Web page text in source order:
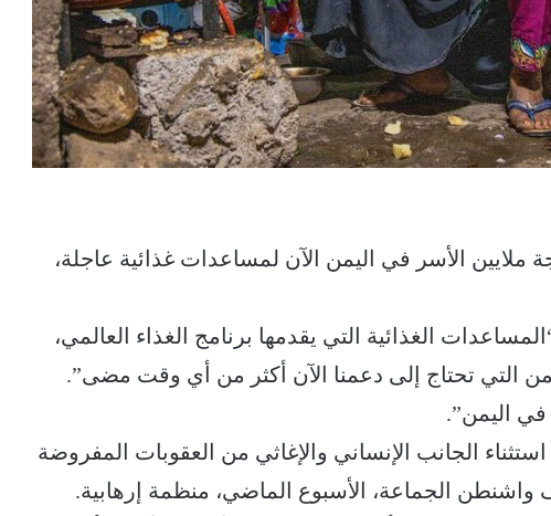
ملايين الأسر في اليمن الآن لمساعدات غذائية عاجلة،
الغذائية التي يقدمها برنامج الغذاء العالمي،
التي تحتاج إلى دعمنا الآن أكثر من أي وقت مضى”.
استثناء الجانب الإنساني والإغاثي من العقوبات المفروضة
الجماعة، الأسبوع الماضي، منظمة إرهابية.